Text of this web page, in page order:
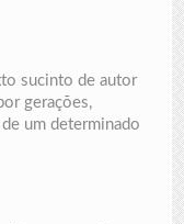
sucinto de autor
gerações,
um determinado